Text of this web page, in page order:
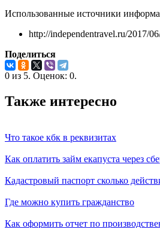
Использованные источники
http://independentravel.ru/2017/
Поделиться
0 из 5. Оценок: 0.
Также интересно
Что такое кбк в реквизитах
Как оплатить займ екапуста через
Кадастровый паспорт сколько
Где можно купить гражданство
Как оформить отчет по